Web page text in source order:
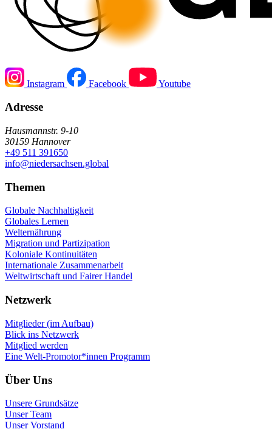
Instagram Facebook Youtube
Adresse
Hausmannstr. 9-10
30159 Hannover
+49 511 391650
info@niedersachsen.global
Themen
Globale Nachhaltigkeit
Globales Lernen
Welternährung
Migration und Partizipation
Koloniale Kontinuitäten
Internationale Zusammenarbeit
Weltwirtschaft und Fairer Handel
Netzwerk
Mitglieder (im Aufbau)
Blick ins Netzwerk
Mitglied werden
Eine Welt-Promotor*innen Programm
Über Uns
Unsere Grundsätze
Unser Team
Unser Vorstand